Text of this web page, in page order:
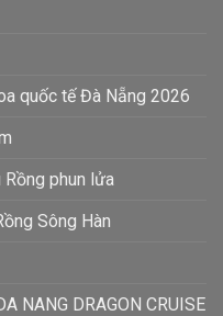
quốc tế Đà Nẵng 2026
phun lửa
Sông Hàn
NANG DRAGON CRUISE